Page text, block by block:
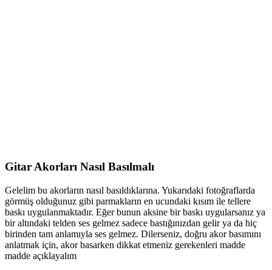
Gitar Akorları Nasıl Basılmalı
Gelelim bu akorların nasıl basıldıklarına. Yukarıdaki fotoğraflarda
görmüş olduğunuz gibi parmakların en ucundaki kısım ile tellere
baskı uygulanmaktadır. Eğer bunun aksine bir baskı uygularsanız ya
bir altındaki telden ses gelmez sadece bastığınızdan gelir ya da hiç
birinden tam anlamıyla ses gelmez. Dilerseniz, doğru akor basımını
anlatmak için, akor basarken dikkat etmeniz gerekenleri madde
madde açıklayalım